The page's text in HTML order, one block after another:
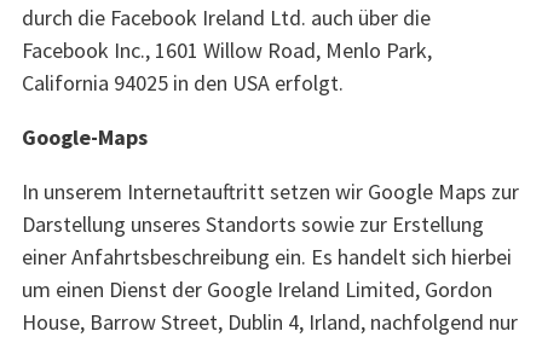
durch die Facebook Ireland Ltd. auch über die
Facebook Inc., 1601 Willow Road, Menlo Park,
California 94025 in den USA erfolgt.
Google-Maps
In unserem Internetauftritt setzen wir Google Maps zur
Darstellung unseres Standorts sowie zur Erstellung
einer Anfahrtsbeschreibung ein. Es handelt sich hierbei
um einen Dienst der Google Ireland Limited, Gordon
House, Barrow Street, Dublin 4, Irland, nachfolgend nur